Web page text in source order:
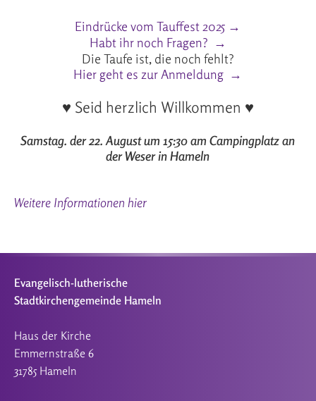
Eindrücke vom Tauffest 2025 →
Habt ihr noch Fragen? →
Die Taufe ist, die noch fehlt?
Hier geht es zur Anmeldung →
♥ Seid herzlich Willkommen ♥
Samstag. der 22. August um 15:30 am Campingplatz an
der Weser in Hameln
Weitere Informationen hier
Evangelisch-lutherische
Stadtkirchengemeinde Hameln
Haus der Kirche
Emmernstraße 6
31785 Hameln